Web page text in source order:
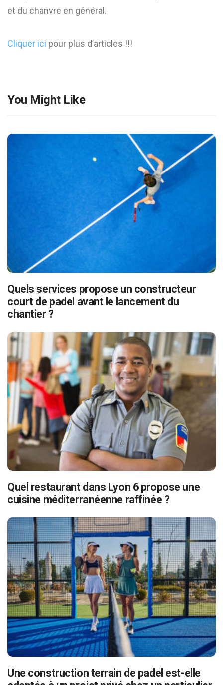
et du chanvre en général.
Cliquer ici pour plus d’articles !!!
You Might Like
Quels services propose un constructeur
court de padel avant le lancement du
chantier ?
Quel restaurant dans Lyon 6 propose une
cuisine méditerranéenne raffinée ?
Une construction terrain de padel est-elle